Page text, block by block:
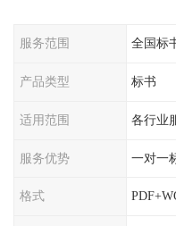
服务范围 全国标
产品类型 标书
适用范围 各行业
服务优势 一对一
格式